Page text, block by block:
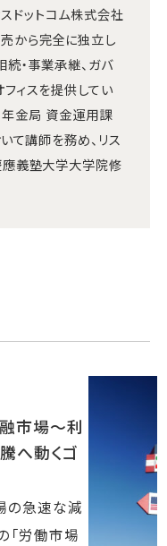
ドットコム株式会社
から完全に独立し
・事業承継、ガバ
ィスを提供してい
年金局 資金運用課
て講師を務め、リス
應義塾大学大学院修
市場～利
へ動くゴ
の急速な減
「労働市場